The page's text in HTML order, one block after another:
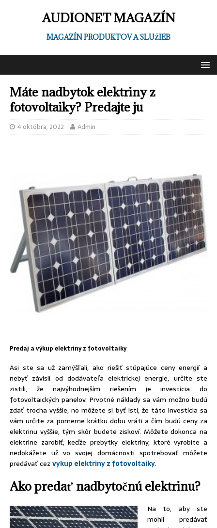
AUDIONET MAGAZÍN
MAGAZÍN PRODUKTOV A SLUŽIEB
Máte nadbytok elektriny z
fotovoltaiky? Predajte ju
4 októbra, 2022 Admin
Predaj a výkup elektriny z fotovoltaiky
Asi ste sa už zamýšľali, ako riešiť stúpajúce ceny energií a
nebyť závislí od dodávateľa elektrickej energie, určite ste
zistili, že najvýhodnejším riešením je investícia do
fotovoltaických panelov. Prvotné náklady sa vám možno budú
zdať trocha vyššie, no môžete si byť istí, že táto investícia sa
vám určite za pomerne krátku dobu vráti a čím budú ceny za
elektrinu vyššie, tým skôr budete ziskoví. Môžete dokonca na
elektrine zarobiť, keďže prebytky elektriny, ktoré vyrobíte a
nedokážete už vo svojej domácnosti spotrebovať môžete
predávať cez vykup elektriny z fotovoltaiky.
Ako predať nadbytočnú elektrinu?
Na to, aby ste
mohli predávať